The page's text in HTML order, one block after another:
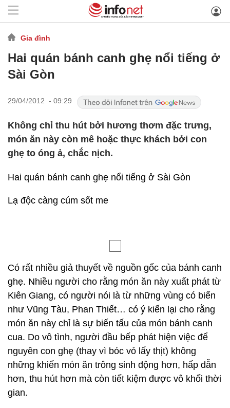
Gia đình
Hai quán bánh canh ghẹ nổi tiếng ở
Sài Gòn
29/04/2012 - 09:29
Không chỉ thu hút bởi hương thơm đặc trưng,
món ăn này còn mê hoặc thực khách bởi con
ghẹ to óng ả, chắc nịch.
Hai quán bánh canh ghẹ nổi tiếng ở Sài Gòn
Lạ độc càng cúm sốt me
Có rất nhiều giả thuyết về nguồn gốc của bánh canh
ghẹ. Nhiều người cho rằng món ăn này xuất phát từ
Kiên Giang, có người nói là từ những vùng có biển
như Vũng Tàu, Phan Thiết… có ý kiến lại cho rằng
món ăn này chỉ là sự biến tấu của món bánh canh
cua. Do vô tình, người đầu bếp phát hiện việc để
nguyên con ghẹ (thay vì bóc vỏ lấy thịt) không
những khiến món ăn trông sinh động hơn, hấp dẫn
hơn, thu hút hơn mà còn tiết kiệm được vô khối thời
gian.